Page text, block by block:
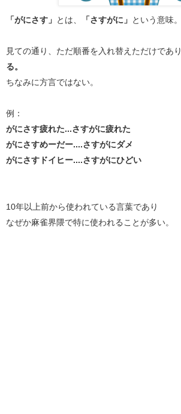
「がにさす」 とは、 「さすがに」 という意味。
見ての通り、ただ順番を入れ替えただけであり
る。
ちなみに方言ではない。
例：
がにさす疲れた...さすがに疲れた
がにさすめーだー....さすがにダメ
がにさすドイヒー....さすがにひどい
10年以上前から使われている言葉であり
なぜか麻雀界隈で特に使われることが多い。